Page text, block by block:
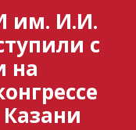
им. И.И.
с
на